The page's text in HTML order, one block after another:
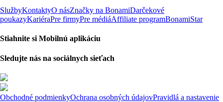
SlužbyKontaktyO násZnačky na BonamiDarčekové
poukazyKariéraPre firmyPre médiáAffiliate programBonamiStar
Stiahnite si Mobilnú aplikáciu
Sledujte nás na sociálnych sieťach
Obchodné podmienkyOchrana osobných údajovPravidlá a nastavenie